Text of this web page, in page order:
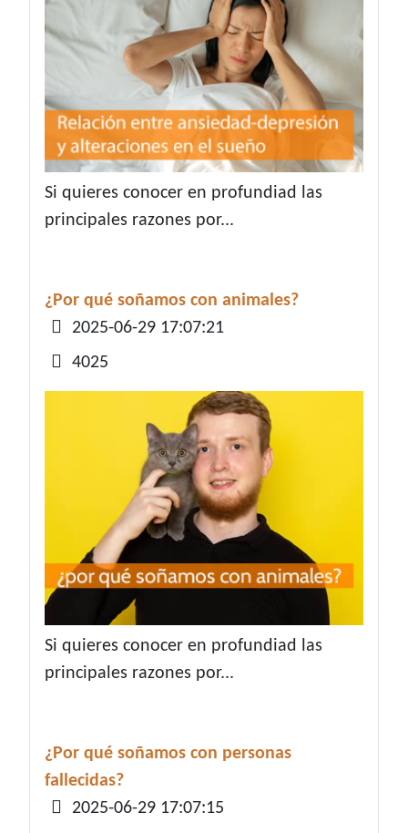
Si quieres conocer en profundiad las
principales razones por...
¿Por qué soñamos con animales?
Detalles
2025-06-29 17:07:21
4025
Si quieres conocer en profundiad las
principales razones por...
¿Por qué soñamos con personas
fallecidas?
Detalles
2025-06-29 17:07:15